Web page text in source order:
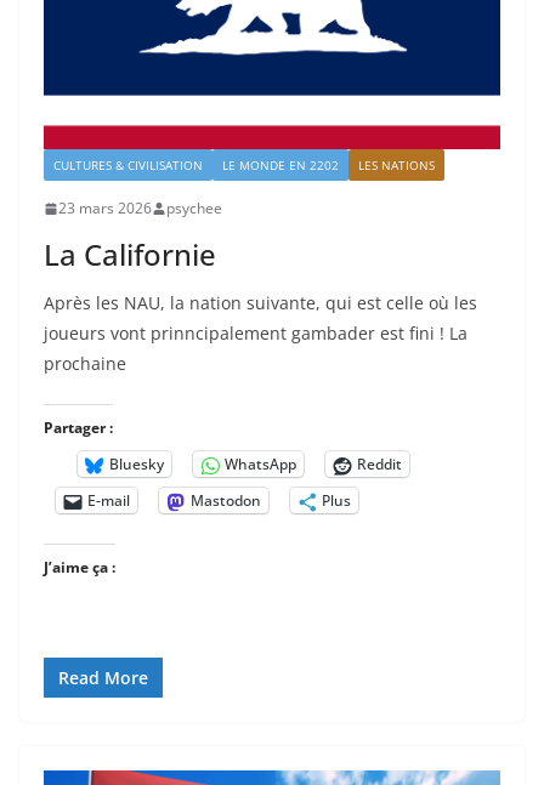
CULTURES & CIVILISATION LE MONDE EN 2202 LES NATIONS
23 mars 2026 psychee
La Californie
Après les NAU, la nation suivante, qui est celle où les
joueurs vont prinncipalement gambader est fini ! La
prochaine
Partager :
Bluesky
WhatsApp
Reddit
E-mail
Mastodon Plus
J’aime ça :
Read More